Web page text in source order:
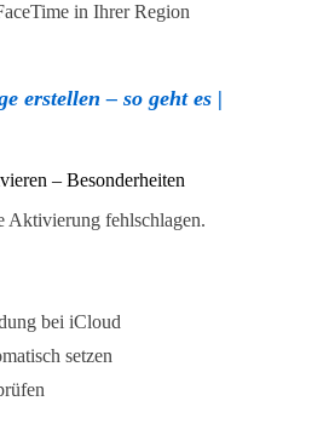
in Ihrer Region
erstellen – so geht es |
– Besonderheiten
Aktivierung fehlschlagen.
bei iCloud
setzen